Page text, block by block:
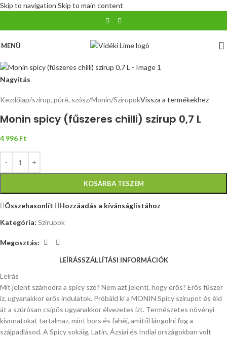
Skip to navigation Skip to main content
MENÜ
Nagyítás
Kezdőlap/szirup, püré, szósz/Monin/SzirupokVissza a termékekhez
Monin spicy (fűszeres chilli) szirup 0,7 L
4 996 Ft
KOSÁRBA TESZEM
Összehasonlít
Hozzáadás a kívánságlistához
Kategória: Szirupok
Megosztás:
LEÍRÁSSZÁLLÍTÁSI INFORMÁCIÓK
Leírás
Mit jelent számodra a spicy szó? Nem azt jelenti, hogy erős? Erős fűszer
íz, ugyanakkor erős indulatok. Próbáld ki a MONIN Spicy szirupot és éld
át a szúrósan csípős ugyanakkor élvezetes ízt. Természetes növényi
kivonatokat tartalmaz, mint bors és fahéj, amitől lángolni fog a
szájpadlásod. A Spicy sokáig, Latin, Ázsiai és Indiai országokban volt